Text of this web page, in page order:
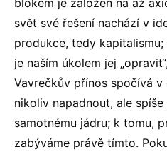
blokem je založen na až
svět své řešení nachází v
produkce, tedy
je naším úkolem jej
Vavrečkův přínos spočívá
nikoliv napadnout, ale
samotnému jádru; k tomu,
zabýváme právě tímto.